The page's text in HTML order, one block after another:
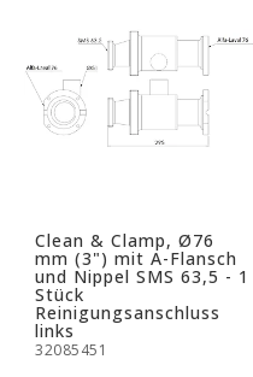
Clean & Clamp, Ø76
mm (3") mit A-Flansch
und Nippel SMS 63,5 - 1
Stück
Reinigungsanschluss
links
32085451